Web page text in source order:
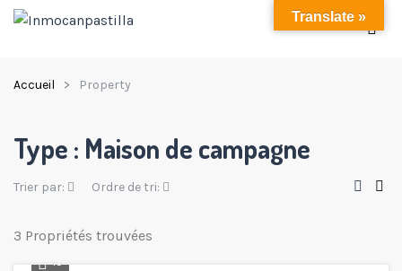
Accueil Property
Type : Maison de campagne
Trier par: Ordre de tri:
3 Propriétés trouvées
15
Translate »